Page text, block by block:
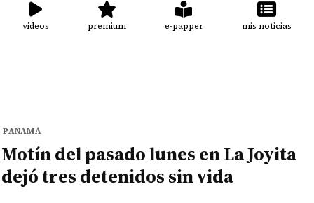
videos premium e-papper mis noticias
PANAMÁ
Motín del pasado lunes en La Joyita
dejó tres detenidos sin vida